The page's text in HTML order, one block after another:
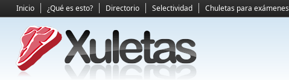
Inicio ¿Qué es esto? Directorio Selectividad Chuletas para exámenes